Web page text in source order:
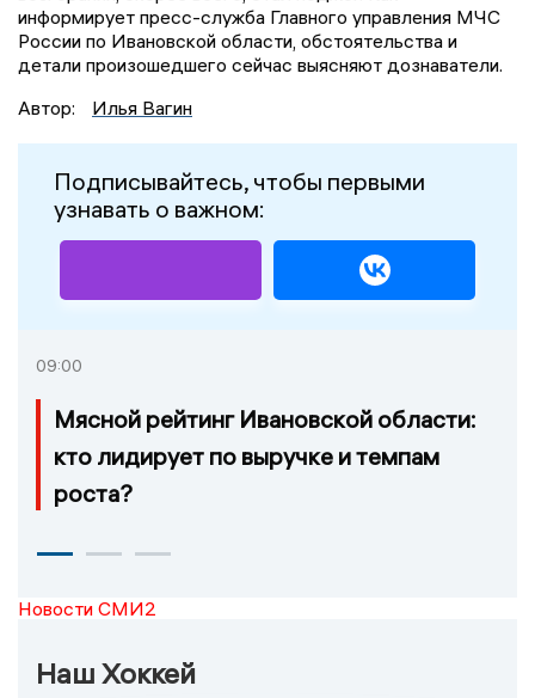
информирует пресс-служба Главного управления МЧС
России по Ивановской области, обстоятельства и
детали произошедшего сейчас выясняют дознаватели.
Автор:
Илья Вагин
Подписывайтесь, чтобы первыми
узнавать о важном:
09:00
Мясной рейтинг Ивановской области:
кто лидирует по выручке и темпам
роста?
Новости СМИ2
Наш Хоккей